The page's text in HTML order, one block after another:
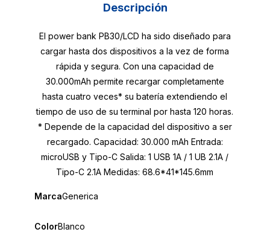
Descripción
El power bank PB30/LCD ha sido diseñado para
cargar hasta dos dispositivos a la vez de forma
rápida y segura. Con una capacidad de
30.000mAh permite recargar completamente
hasta cuatro veces* su batería extendiendo el
tiempo de uso de su terminal por hasta 120 horas.
* Depende de la capacidad del dispositivo a ser
recargado. Capacidad: 30.000 mAh Entrada:
microUSB y Tipo-C Salida: 1 USB 1A / 1 UB 2.1A /
Tipo-C 2.1A Medidas: 68.6*41*145.6mm
MarcaGenerica
ColorBlanco